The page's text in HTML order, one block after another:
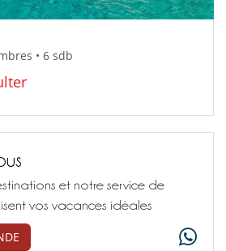
• 6 sdb
et notre service de
vos vacances idéales